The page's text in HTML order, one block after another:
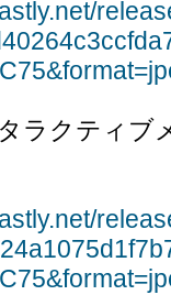
ラクティブ